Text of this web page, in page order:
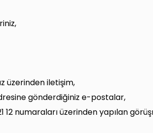
üzerinden iletişim,
gönderdiğiniz e-postalar,
12 numaraları üzerinden yapılan